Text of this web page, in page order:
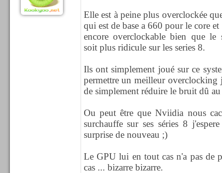
Elle est à peine plus overclockée
qui est de base a 660 pour le core
encore overclockable bien que le
soit plus ridicule sur les series 8.
Ils ont simplement joué sur ce
permettre un meilleur overclocking
de simplement réduire le bruit dû
Ou peut être que Nviidia nous
surchauffe sur ses séries 8
surprise de nouveau ;)
Le GPU lui en tout cas n'a pas de
cas ... bizarre bizarre.